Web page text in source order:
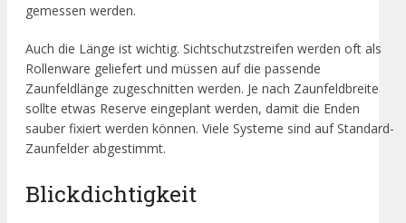
gemessen werden.
Auch die Länge ist wichtig. Sichtschutzstreifen werden oft als
Rollenware geliefert und müssen auf die passende
Zaunfeldlänge zugeschnitten werden. Je nach Zaunfeldbreite
sollte etwas Reserve eingeplant werden, damit die Enden
sauber fixiert werden können. Viele Systeme sind auf Standard-
Zaunfelder abgestimmt.
Blickdichtigkeit